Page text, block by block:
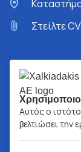
Στείλτε CV
Αυτός ο
βελτιώσει την